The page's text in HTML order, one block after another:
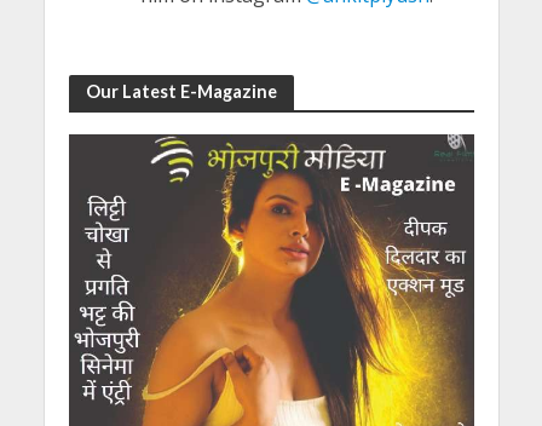
Our Latest E-Magazine